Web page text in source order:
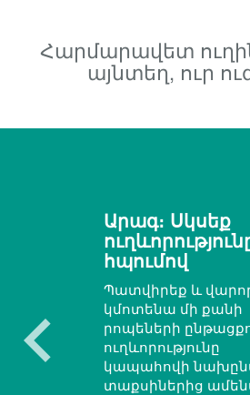
Հարմարավետ
այնտեղ, ուր
Արագ։ Սկսեք
հպումով
Պատվիրեք և
կմոտենա մի քանի
րոպեների
ուղևորությունը
կապահովի
տաքսիներից